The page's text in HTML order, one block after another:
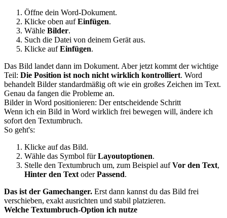
Öffne dein Word-Dokument.
Klicke oben aufEinfügen.
Wähle Bilder.
Such die Datei von deinem Gerät aus.
Klicke aufEinfügen.
Das Bild landet dann im Dokument. Aber jetzt kommt der wichtige
Teil: Die Position ist noch nicht wirklich kontrolliert. Word
behandelt Bilder standardmäßig oft wie ein großes Zeichen im Text.
Genau da fangen die Probleme an.
Bilder in Word positionieren: Der entscheidende Schritt
Wenn ich ein Bild in Word wirklich frei bewegen will, ändere ich
sofort den Textumbruch.
So geht's:
Klicke auf das Bild.
Wähle das Symbol fürLayoutoptionen.
Stelle den Textumbruch um, zum Beispiel aufVor den Text,
Hinter den Text oderPassend.
Das ist der Gamechanger. Erst dann kannst du das Bild frei
verschieben, exakt ausrichten und stabil platzieren.
Welche Textumbruch-Option ich nutze